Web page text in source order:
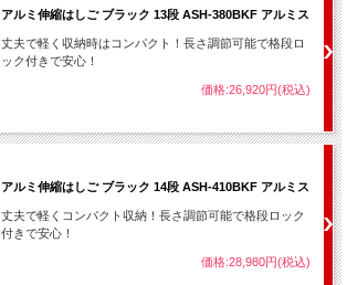
アルミ伸縮はしご ブラック 13段 ASH-380BKF アルミス
丈夫で軽く収納時はコンパクト！長さ調節可能で格段ロ
ック付きで安心！
価格:26,920円(税込)
アルミ伸縮はしご ブラック 14段 ASH-410BKF アルミス
丈夫で軽くコンパクト収納！長さ調節可能で格段ロック
付きで安心！
価格:28,980円(税込)